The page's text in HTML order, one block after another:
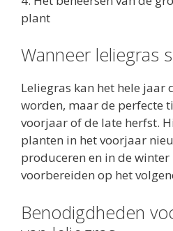
plant
Wanneer leliegras
Leliegras kan het hele jaar
worden, maar de perfecte
voorjaar of de late herfst.
planten in het voorjaar
produceren en in de winter
voorbereiden op het
Benodigdheden